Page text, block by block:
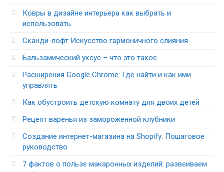
Ковры в дизайне интерьера как выбрать и
использовать
Сканди-лофт Искусство гармоничного слияния
Бальзамический уксус – что это такое
Расширения Google Chrome: Где найти и как ими
управлять
Как обустроить детскую комнату для двоих детей
Рецепт варенья из замороженной клубники
Создание интернет-магазина на Shopify: Пошаговое
руководство
7 фактов о пользе макаронных изделий: развеиваем